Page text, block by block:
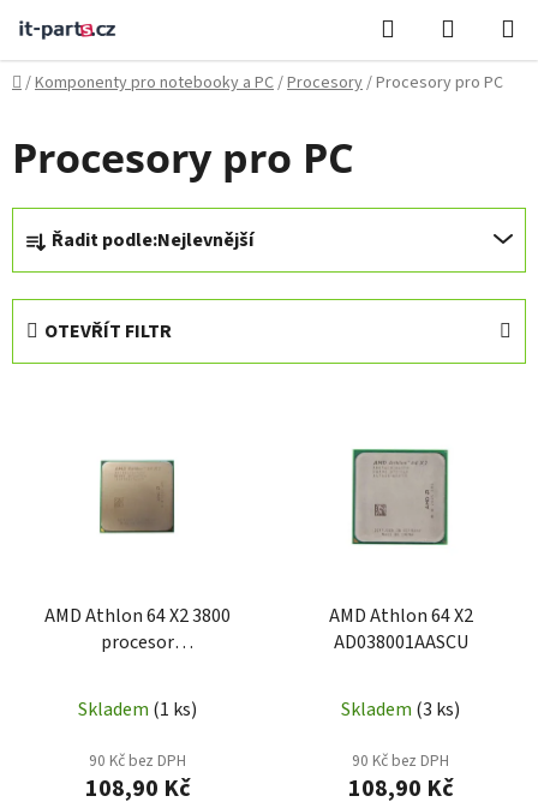
obsah
Hledat
KOŠÍK
Domů
/Komponenty pro notebooky a PC/Procesory/Procesory pro PC
Procesory pro PC
Ř
a
z
n
í
Řadit podle:Nejlevnější
OTEVŘÍT FILTR
AMD Athlon 64 X2 3800
procesor
Skladem (1 ks)
90 Kč bez DPH
108,90 Kč
AMD Athlon 64 X2
AD038001AASCU
Skladem (3 ks)
90 Kč bez DPH
108,90 Kč